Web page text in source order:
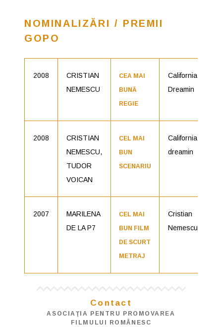
NOMINALIZĂRI / PREMII
GOPO
2008
CRISTIAN
NEMESCU
CEA MAI
BUNĂ
REGIE
California
Dreamin
2008
CRISTIAN
NEMESCU,
TUDOR
VOICAN
CEL MAI
BUN
SCENARIU
California
dreamin
2007
MARILENA
DE LA P7
CEL MAI
BUN FILM
DE SCURT
METRAJ
Cristian
Nemescu
Contact
ASOCIAŢIA PENTRU PROMOVAREA
FILMULUI ROMÂNESC